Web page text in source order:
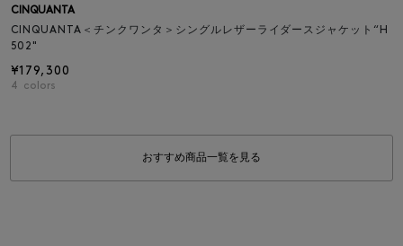
CINQUANTA
CINQUANTA＜チンクワンタ＞シングルレザーライダースジャケット“H
502"
¥179,300
4 colors
おすすめ商品一覧を見る